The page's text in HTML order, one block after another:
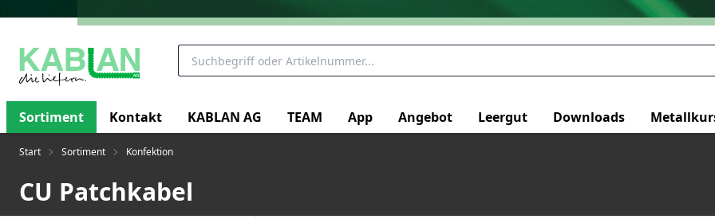
Sortiment Kontakt KABLAN AG TEAM App Angebot Leergut Downloads
Start Sortiment Konfektion
CU Patchkabel